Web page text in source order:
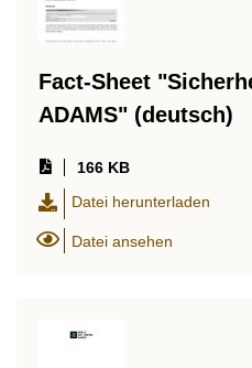
Fact-Sheet
ADAMS" (deutsch)
166 KB
Datei herunterladen
Datei ansehen